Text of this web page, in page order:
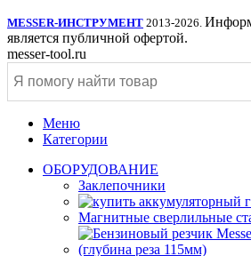
MESSER-ИНСТРУМЕНТ 2013-2026.
является публичной офертой.
messer-tool.ru
Меню
Категории
ОБОРУДОВАНИЕ
Заклепочники
Магнитные сверлильные